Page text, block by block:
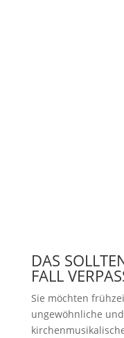
DAS
FALL
Sie möchten
ungewöhnliche